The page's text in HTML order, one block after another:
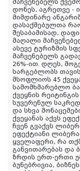
მაჩვენებელს
დონეს, აგრეთვე -
მიმდინარე
დასაქმებულთა
შესაბამისად,
მაღალი
ასევე ტურიზმის
მაჩვენებელს
26%-ით. დღეს,
სარგებლობს
მსოფლიოს 45
სამომხმარებლო
ქვეყნის
სუვერენულ
და სხვა
ქვეყანას აქვს
ჩვენ გვაქვს
ეფექტიანი
ყველაფერი, რა
განვითარებას და
ზრდის ერთ-ერთი
ბუნებრივია,